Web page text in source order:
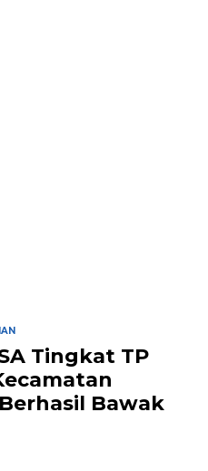
Tingkat TP
Bawak